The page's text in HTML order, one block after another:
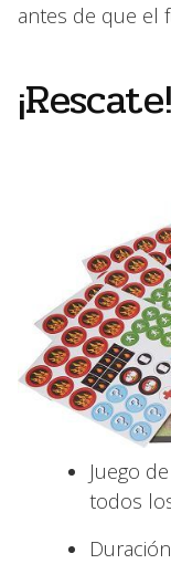
antes de que el
¡Rescate!
Juego
todos